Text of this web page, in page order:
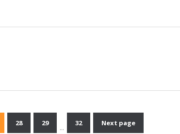
28 29
…
32 Next page